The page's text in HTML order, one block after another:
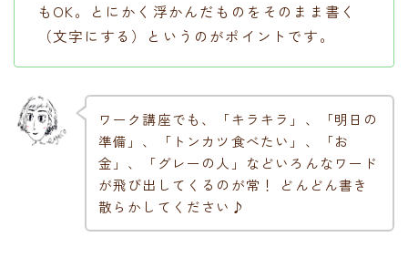
もOK。とにかく浮かんだものをそのまま書く
（文字にする）というのがポイントです。
ワーク講座でも、「キラキラ」、「明日の
準備」、「トンカツ食べたい」、「お
金」、「グレーの人」などいろんなワード
が飛び出してくるのが常！ どんどん書き
散らかしてください♪